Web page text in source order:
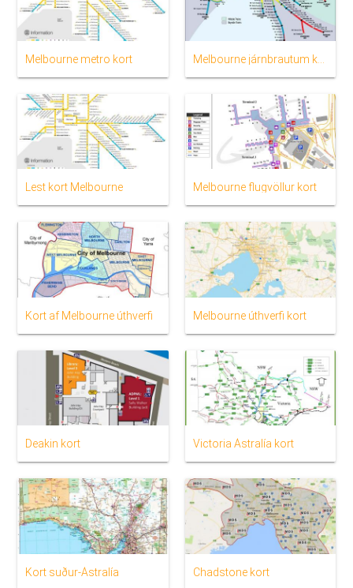
Melbourne metro kort Melbourne járnbrautum kort
Lest kort Melbourne Melbourne flugvöllur kort
Kort af Melbourne úthverfi Melbourne úthverfi kort
Deakin kort Victoria Ástralía kort
Kort suður-Ástralía Chadstone kort